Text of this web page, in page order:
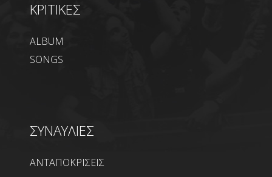
ΚΡΙΤΙΚΕΣ
ALBUM
SONGS
ΣΥΝΑΥΛΙΕΣ
ΑΝΤΑΠΟΚΡΙΣΕΙΣ